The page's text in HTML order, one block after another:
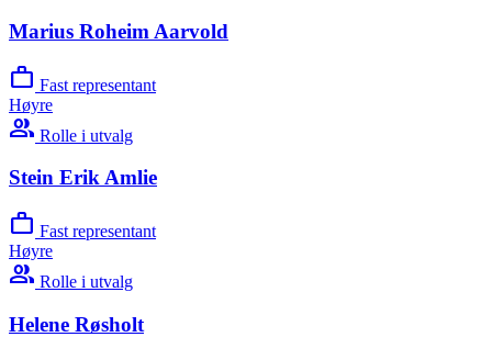
Marius Roheim Aarvold
work Fast representant
Høyre
group Rolle i utvalg
Stein Erik Amlie
work Fast representant
Høyre
group Rolle i utvalg
Helene Røsholt